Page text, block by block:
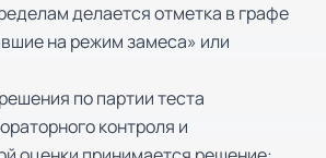
делается отметка в графе
на режим замеса» или
по партии теста
контроля и